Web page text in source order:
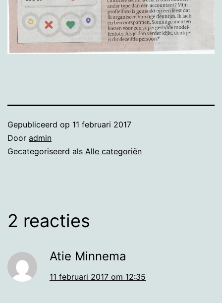
Gepubliceerd op 11 februari 2017
Door admin
Gecategoriseerd als Alle categoriën
2 reacties
Atie Minnema
11 februari 2017 om 12:35